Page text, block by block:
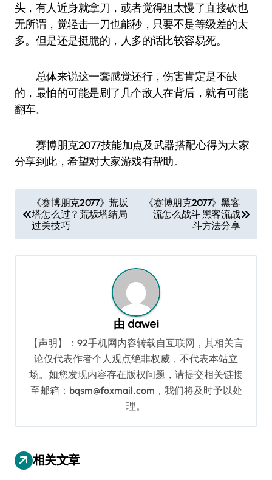
头，有人近身就拿刀，或者觉得狙太慢了直接砍也
无所谓，觉轻击一刀也能秒，只要不是等级差的太
多。但是还是挺脆的，人多的话比较容易死。
总体来说这一套感觉还行，伤害肯定是不缺
的，最怕的可能是刷了几个敌人在背后，就有可能
翻车。
赛博朋克2077技能加点及武器搭配心得为大家
分享到此，希望对大家游戏有帮助。
章
导
航
《赛博朋克2077》荒坂
塔怎么过？荒坂塔结局
过关技巧
《赛博朋克2077》黑客
流怎么战斗 黑客流战
斗方法分享
由 dawei
【声明】：92手机网内容转载自互联网，其相关言
论仅代表作者个人观点绝非权威，不代表本站立
场。如您发现内容存在版权问题，请提交相关链接
至邮箱：bqsm@foxmail.com，我们将及时予以处
理。
相关文章